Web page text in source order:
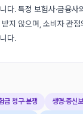
다. 특정 보험사·금융사
지 않으며, 소비자 관
다.
금 청구·분쟁 생명·종신